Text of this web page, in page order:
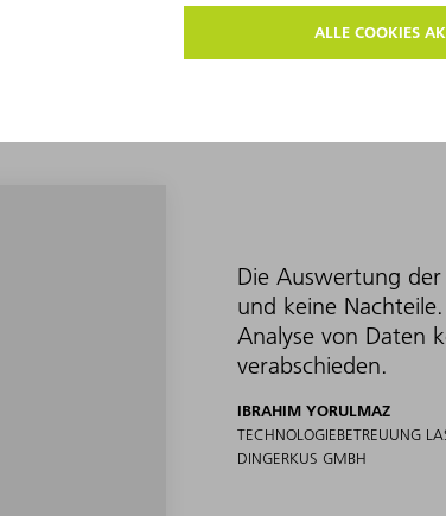
Die Auswertung
und keine
Analyse von Daten
verabschieden.
IBRAHIM YORULMAZ
TECHNOLOGIEBETREUUNG
DINGERKUS GMBH